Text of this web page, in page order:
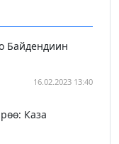
Байдендиин
16.02.2023 13:40
Каза